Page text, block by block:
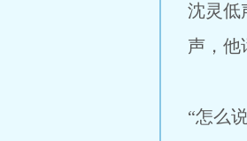
沈灵低
声，他
“怎么